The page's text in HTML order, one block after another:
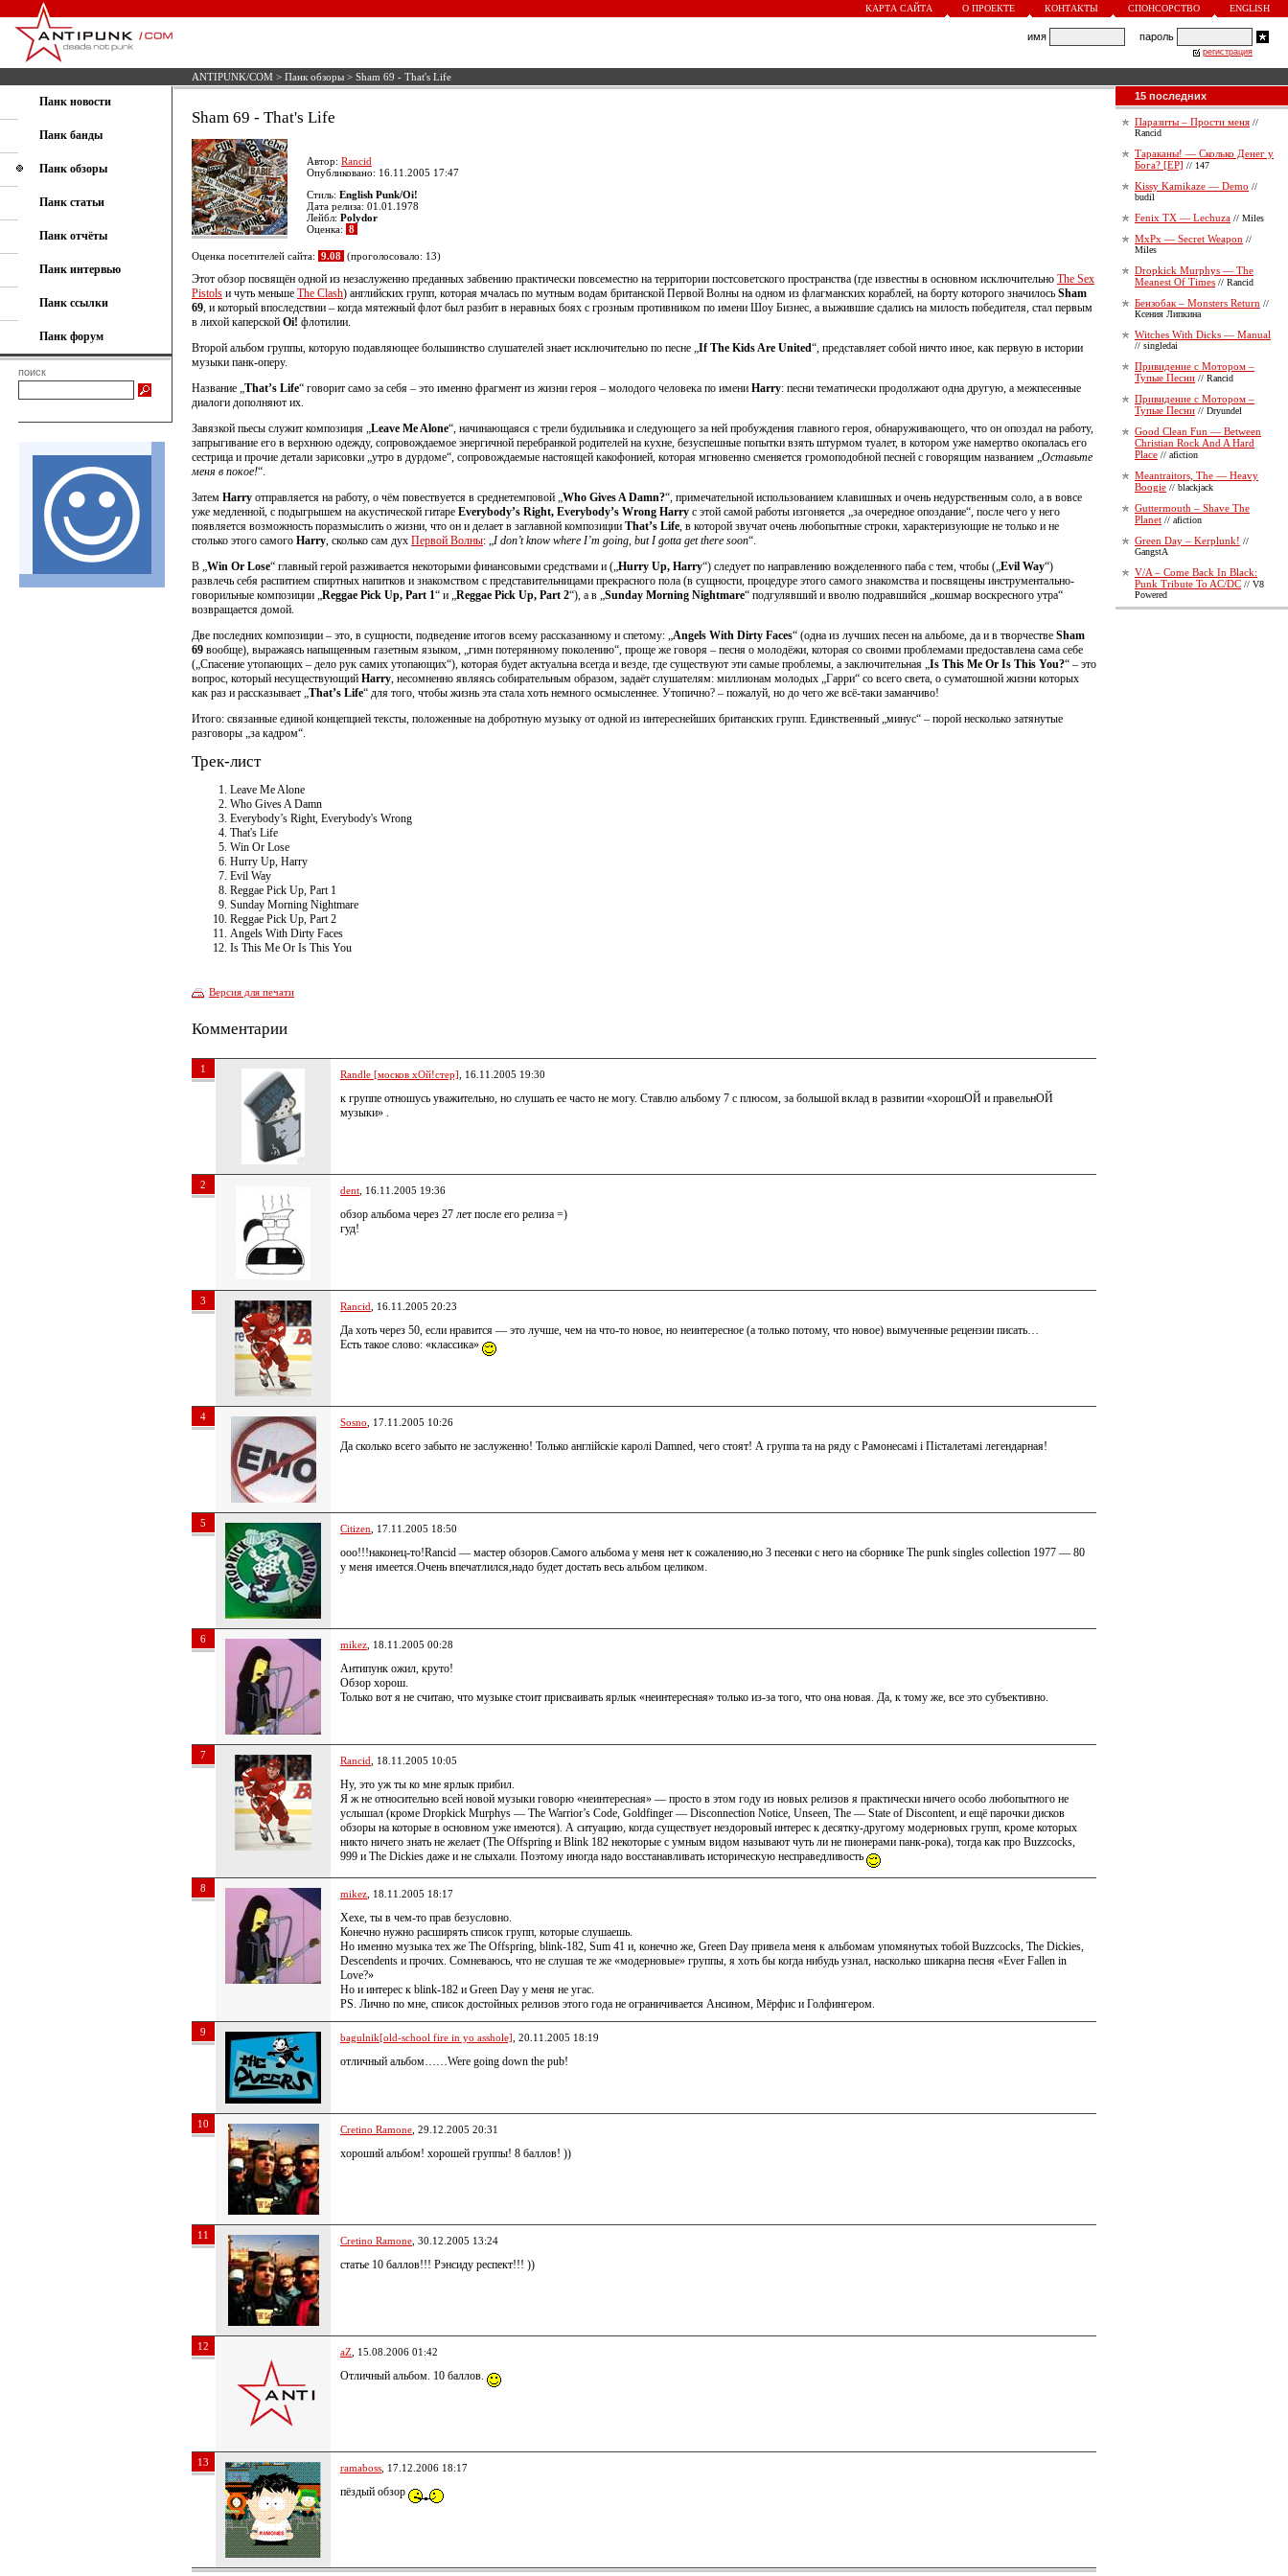
КАРТА САЙТА О ПРОЕКТЕ КОНТАКТЫ СПОНСОРСТВО ENGLISH
имя пароль
регистрация
ANTIPUNK/COM > Панк обзоры > Sham 69 - That's Life
Панк новости
Панк банды
Панк обзоры
Панк статьи
Панк отчёты
Панк интервью
Панк ссылки
Панк форум
поиск
Sham 69 - That's Life
Автор: Rancid
Опубликовано: 16.11.2005 17:47
Стиль: English Punk/Oi!
Дата релиза: 01.01.1978
Лейбл: Polydor
Оценка: 8
Оценка посетителей сайта: 9.08 (проголосовало: 13)
Этот обзор посвящён одной из незаслуженно преданных забвению практически повсеместно на территории постсоветского пространства (где известны в основном исключительно The Sex
Pistols и чуть меньше The Clash) английских групп, которая мчалась по мутным водам британской Первой Волны на одном из флагманских кораблей, на борту которого значилось Sham
69, и который впоследствии – когда мятежный флот был разбит в неравных боях с грозным противником по имени Шоу Бизнес, а выжившие сдались на милость победителя, стал первым
в лихой каперской Oi! флотилии.
Второй альбом группы, которую подавляющее большинство слушателей знает исключительно по песне „If The Kids Are United“, представляет собой ничто иное, как первую в истории
музыки панк-оперу.
Название „That’s Life“ говорит само за себя – это именно фрагмент из жизни героя – молодого человека по имени Harry: песни тематически продолжают одна другую, а межпесенные
диалоги дополняют их.
Завязкой пьесы служит композиция „Leave Me Alone“, начинающаяся с трели будильника и следующего за ней пробуждения главного героя, обнаруживающего, что он опоздал на работу,
запрыгивание его в верхнюю одежду, сопровождаемое энергичной перебранкой родителей на кухне, безуспешные попытки взять штурмом туалет, в котором уже намертво окопалась его
сестрица и прочие детали зарисовки „утро в дурдоме“, сопровождаемые настоящей какофонией, которая мгновенно сменяется громоподобной песней с говорящим названием „Оставьте
меня в покое!“.
Затем Harry отправляется на работу, о чём повествуется в среднетемповой „Who Gives A Damn?“, примечательной использованием клавишных и очень недурственным соло, а в вовсе
уже медленной, с подыгрышем на акустической гитаре Everybody’s Right, Everybody’s Wrong Harry с этой самой работы изгоняется „за очередное опоздание“, после чего у него
появляется возможность поразмыслить о жизни, что он и делает в заглавной композиции That’s Life, в которой звучат очень любопытные строки, характеризующие не только и не
столько этого самого Harry, сколько сам дух Первой Волны: „I don’t know where I’m going, but I gotta get there soon“.
В „Win Or Lose“ главный герой разживается некоторыми финансовыми средствами и („Hurry Up, Harry“) следует по направлению вожделенного паба с тем, чтобы („Evil Way“)
развлечь себя распитием спиртных напитков и знакомством с представительницами прекрасного пола (в сущности, процедуре этого самого знакомства и посвящены инструментально-
говорильные композиции „Reggae Pick Up, Part 1“ и „Reggae Pick Up, Part 2“), а в „Sunday Morning Nightmare“ подгулявший и вволю подравшийся „кошмар воскресного утра“
возвращается домой.
Две последних композиции – это, в сущности, подведение итогов всему рассказанному и спетому: „Angels With Dirty Faces“ (одна из лучших песен на альбоме, да и в творчестве Sham
69 вообще), выражаясь напыщенным газетным языком, „гимн потерянному поколению“, проще же говоря – песня о молодёжи, которая со своими проблемами предоставлена сама себе
(„Спасение утопающих – дело рук самих утопающих“), которая будет актуальна всегда и везде, где существуют эти самые проблемы, а заключительная „Is This Me Or Is This You?“ – это
вопрос, который несуществующий Harry, несомненно являясь собирательным образом, задаёт слушателям: миллионам молодых „Гарри“ со всего света, о суматошной жизни которых
как раз и рассказывает „That’s Life“ для того, чтобы жизнь эта стала хоть немного осмысленнее. Утопично? – пожалуй, но до чего же всё-таки заманчиво!
Итого: связанные единой концепцией тексты, положенные на добротную музыку от одной из интереснейших британских групп. Единственный „минус“ – порой несколько затянутые
разговоры „за кадром“.
Трек-лист
Leave Me Alone
Who Gives A Damn
Everybody’s Right, Everybody's Wrong
That's Life
Win Or Lose
Hurry Up, Harry
Evil Way
Reggae Pick Up, Part 1
Sunday Morning Nightmare
Reggae Pick Up, Part 2
Angels With Dirty Faces
Is This Me Or Is This You
Версия для печати
Комментарии
1 Randle [москов хОй!стер] , 16.11.2005 19:30
к группе отношусь уважительно, но слушать ее часто не могу. Ставлю альбому 7 с плюсом, за большой вклад в развитии «хорошОЙ и правельнОЙ
музыки» .
2 dent , 16.11.2005 19:36
обзор альбома через 27 лет после его релиза =)
гуд!
3 Rancid , 16.11.2005 20:23
Да хоть через 50, если нравится — это лучше, чем на что-то новое, но неинтересное (а только потому, что новое) вымученные рецензии писать…
Есть такое слово: «классика»
4 Sosno , 17.11.2005 10:26
Да сколько всего забыто не заслуженно! Только англійскіе каролі Damned, чего стоят! А группа та на ряду с Рамонесамі і Пісталетамі легендарная!
5 Citizen , 17.11.2005 18:50
ооо!!!наконец-то!Rancid — мастер обзоров.Самого альбома у меня нет к сожалению,но 3 песенки с него на сборнике The punk singles collection 1977 — 80
у меня имеется.Очень впечатлился,надо будет достать весь альбом целиком.
6 mikez , 18.11.2005 00:28
Антипунк ожил, круто!
Обзор хорош.
Только вот я не считаю, что музыке стоит присваивать ярлык «неинтересная» только из-за того, что она новая. Да, к тому же, все это субъективно.
7 Rancid , 18.11.2005 10:05
Ну, это уж ты ко мне ярлык прибил.
Я ж не относительно всей новой музыки говорю «неинтересная» — просто в этом году из новых релизов я практически ничего особо любопытного не
услышал (кроме Dropkick Murphys — The Warrior’s Code, Goldfinger — Disconnection Notice, Unseen, The — State of Discontent, и ещё парочки дисков
обзоры на которые в основном уже имеются). А ситуацию, когда существует нездоровый интерес к десятку-другому модерновых групп, кроме которых
никто ничего знать не желает (The Offspring и Blink 182 некоторые с умным видом называют чуть ли не пионерами панк-рока), тогда как про Buzzcocks,
999 и The Dickies даже и не слыхали. Поэтому иногда надо восстанавливать историческую несправедливость
8 mikez , 18.11.2005 18:17
Хехе, ты в чем-то прав безусловно.
Конечно нужно расширять список групп, которые слушаешь.
Но именно музыка тех же The Offspring, blink-182, Sum 41 и, конечно же, Green Day привела меня к альбомам упомянутых тобой Buzzcocks, The Dickies,
Descendents и прочих. Сомневаюсь, что не слушая те же «модерновые» группы, я хоть бы когда нибудь узнал, насколько шикарна песня «Ever Fallen in
Love?»
Но и интерес к blink-182 и Green Day у меня не угас.
PS. Лично по мне, список достойных релизов этого года не ограничивается Ансином, Мёрфис и Голфингером.
9 bagulnik[old-school fire in yo asshole] , 20.11.2005 18:19
отличный альбом……Were going down the pub!
10 Cretino Ramone , 29.12.2005 20:31
хороший альбом! хорошей группы! 8 баллов! ))
11 Cretino Ramone , 30.12.2005 13:24
статье 10 баллов!!! Рэнсиду респект!!! ))
12 aZ , 15.08.2006 01:42
Отличный альбом. 10 баллов.
13 ramaboss , 17.12.2006 18:17
пёздый обзор
15 последних
Паразиты – Прости меня //
Rancid
Тараканы! — Сколько Денег у
Бога? [EP] // 147
Kissy Kamikaze — Demo //
budil
Fenix TX — Lechuza // Miles
MxPx — Secret Weapon //
Miles
Dropkick Murphys — The
Meanest Of Times // Rancid
Бензобак – Monsters Return //
Ксения Липкина
Witches With Dicks — Manual
// singledai
Привидение с Мотором –
Тупые Песни // Rancid
Привидение с Мотором –
Тупые Песни // Dryundel
Good Clean Fun — Between
Christian Rock And A Hard
Place // afiction
Meantraitors, The — Heavy
Boogie // blackjack
Guttermouth – Shave The
Planet // afiction
Green Day – Kerplunk! //
GangstA
V/A – Come Back In Black:
Punk Tribute To AC/DC // V8
Powered